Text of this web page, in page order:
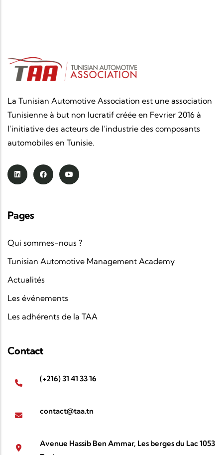
La Tunisian Automotive Association est une association
Tunisienne à but non lucratif créée en Fevrier 2016 à
l’initiative des acteurs de l’industrie des composants
automobiles en Tunisie.
Pages
Qui sommes-nous ?
Tunisian Automotive Management Academy
Actualités
Les événements
Les adhérents de la TAA
Contact
(+216) 31 41 33 16
contact@taa.tn
Avenue Hassib Ben Ammar, Les berges du Lac 1053